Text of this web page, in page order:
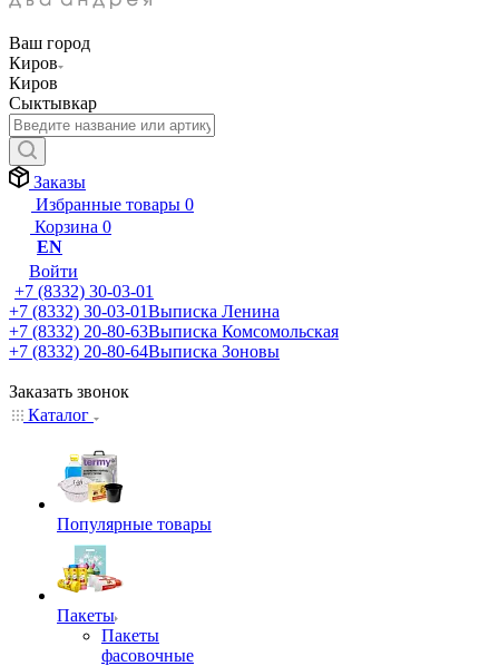
Ваш город
Киров
Киров
Сыктывкар
Заказы
Избранные товары 0
Корзина 0
EN
Войти
+7 (8332) 30-03-01
+7 (8332) 30-03-01Выписка Ленина
+7 (8332) 20-80-63Выписка Комсомольская
+7 (8332) 20-80-64Выписка Зоновы
Заказать звонок
Каталог
Популярные товары
Пакеты
Пакеты
фасовочные